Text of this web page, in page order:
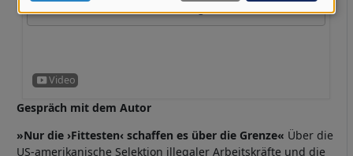
Gespräch mit dem Autor
»Nur die ›Fittesten‹ schaffen es über die Grenze« Über die
US-amerikanische Selektion illegaler Arbeitskräfte und die
Daten
und